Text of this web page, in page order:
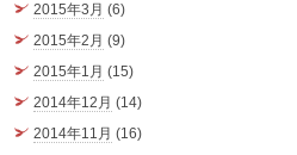
2015年3月 (6)
2015年2月 (9)
2015年1月 (15)
2014年12月 (14)
2014年11月 (16)